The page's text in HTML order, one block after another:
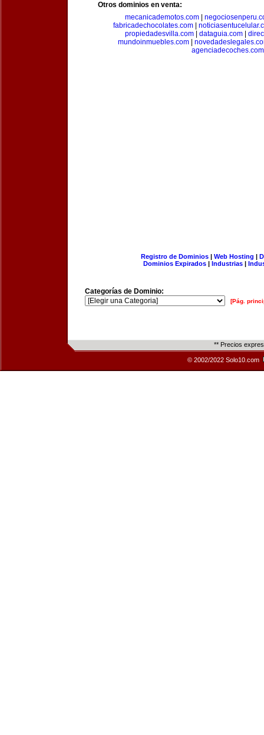
Otros dominios en venta:
mecanicademotos.com|
fabricadechocolates.com|
propiedadesvilla.com| dataguia.com|
mundoinmuebles.com
agenciadecoches.com
Registro de Dominios| Web Hosting |
Dominios Expirados | Industrias |
Categorías de Dominio:
[Pág.
** Precios
© 2002/2022 Solo10.com